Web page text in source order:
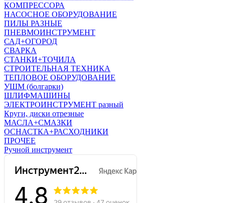
КОМПРЕССОРА
НАСОСНОЕ ОБОРУДОВАНИЕ
ПИЛЫ РАЗНЫЕ
ПНЕВМОИНСТРУМЕНТ
САД+ОГОРОД
СВАРКА
СТАНКИ+ТОЧИЛА
СТРОИТЕЛЬНАЯ ТЕХНИКА
ТЕПЛОВОЕ ОБОРУДОВАНИЕ
УШМ (болгарки)
ШЛИФМАШИНЫ
ЭЛЕКТРОИНСТРУМЕНТ разный
Круги, диски отрезные
МАСЛА+СМАЗКИ
ОСНАСТКА+РАСХОДНИКИ
ПРОЧЕЕ
Ручной инструмент